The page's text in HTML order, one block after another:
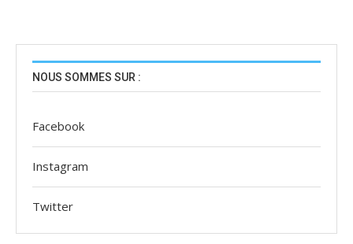
NOUS SOMMES SUR :
Facebook
Instagram
Twitter